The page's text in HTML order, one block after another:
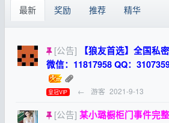
最新 奖励 推荐 精华
[公告]
【狼友首选】全国私
微信：11817958 QQ：
皇冠VIP ← 游客 2021-9-13
[公告] 某小璐橱柜门事件完